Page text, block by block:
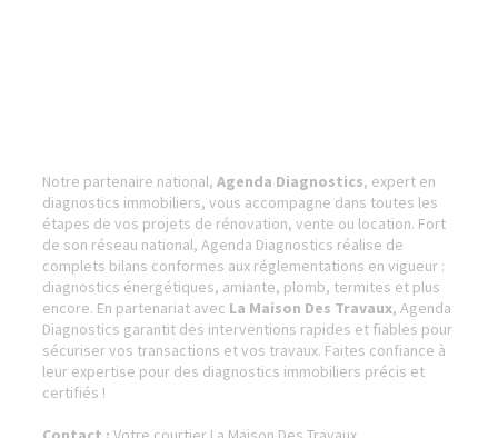
Notre partenaire national,Agenda Diagnostics, expert en
diagnostics immobiliers, vous accompagne dans toutes les
étapes de vos projets de rénovation, vente ou location. Fort
de son réseau national, Agenda Diagnostics réalise de
complets bilans conformes aux réglementations en vigueur :
diagnostics énergétiques, amiante, plomb, termites et plus
encore. En partenariat avec La Maison Des Travaux, Agenda
Diagnostics garantit des interventions rapides et fiables pour
sécuriser vos transactions et vos travaux. Faites confiance à
leur expertise pour des diagnostics immobiliers précis et
certifiés !